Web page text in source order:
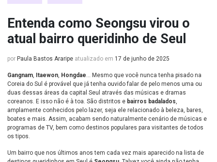
Entenda como Seongsu virou o
atual bairro queridinho de Seul
por Paula Bastos Araripe atualizado em 17 de junho de 2025
Gangnam, Itaewon, Hongdae… Mesmo que você nunca tenha pisado na
Coreia do Sul é provável que já tenha ouvido falar de pelo menos uma ou
duas dessas áreas da capital Seul através das músicas e dramas
coreanos. E isso não é à toa. São distritos e bairros badalados,
amplamente conhecidos pelo lazer, seja ele relacionado à beleza, bares,
boates e mais. Assim, acabam sendo naturalmente cenário de músicas e
programas de TV, bem como destinos populares para visitantes de todos
os tipos.
Um bairro que nos últimos anos tem cada vez mais aparecido na lista de